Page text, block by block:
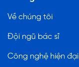
Về chúng tôi
Đội ngũ bác sĩ
Công nghệ hiện đại